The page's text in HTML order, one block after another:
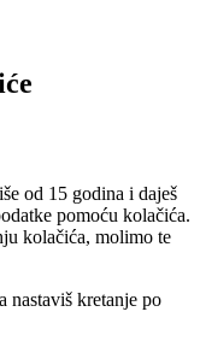
od 15 godina i daješ
pomoću kolačića.
kolačića, molimo te
nastaviš kretanje po